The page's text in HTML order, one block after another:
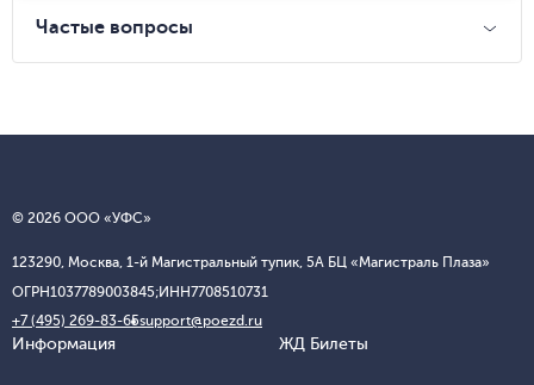
Частые вопросы
© 2026 ООО «УФС»
123290, Москва, 1-й Магистральный тупик, 5А БЦ «Магистраль Плаза»
ОГРН1037789003845;ИНН7708510731
+7 (495) 269-83-65support@poezd.ru
Информация ЖД Билеты